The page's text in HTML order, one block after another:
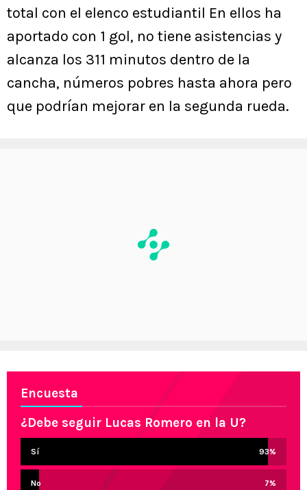
total con el elenco estudiantil En ellos ha
aportado con 1 gol, no tiene asistencias y
alcanza los 311 minutos dentro de la
cancha, números pobres hasta ahora pero
que podrían mejorar en la segunda rueda.
Encuesta
¿Debe seguir Lucas Romero en la U?
Sí 93%
No 7%